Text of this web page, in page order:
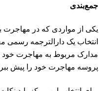
جمع‌بندی
یکی از مواردی که در مهاجرت
انتخاب یک دارالترجمه رسمی
مدارک مربوط به مهاجرت خود
پروسه مهاجرت خود را پیش